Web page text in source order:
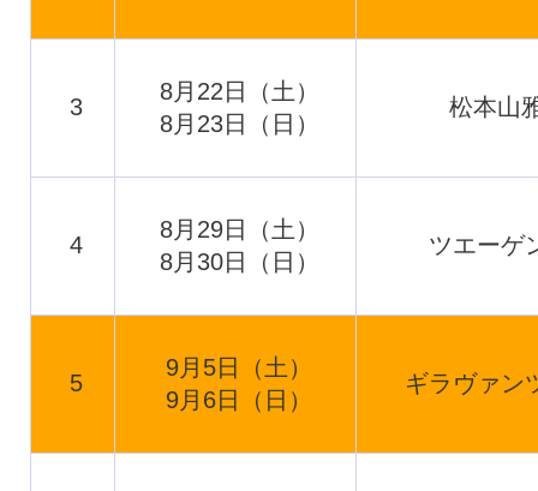
3
8月22日（土）
8月23日（日）
松本山
4
8月29日（土）
8月30日（日）
ツエーゲ
5
9月5日（土）
9月6日（日）
ギラヴァン